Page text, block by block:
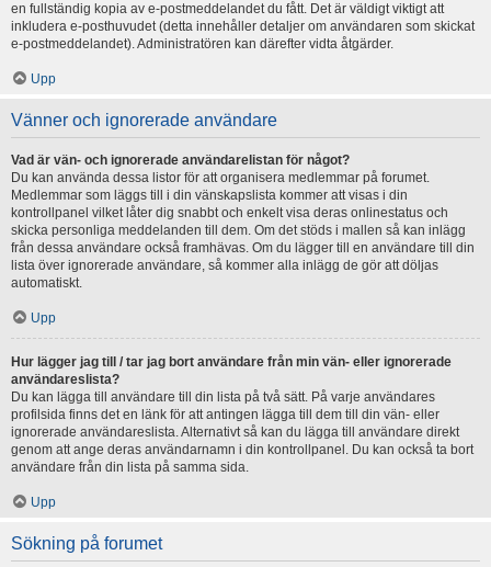
en fullständig kopia av e-postmeddelandet du fått. Det är väldigt viktigt att
inkludera e-posthuvudet (detta innehåller detaljer om användaren som skickat
e-postmeddelandet). Administratören kan därefter vidta åtgärder.
Upp
Vänner och ignorerade användare
Vad är vän- och ignorerade användarelistan för något?
Du kan använda dessa listor för att organisera medlemmar på forumet.
Medlemmar som läggs till i din vänskapslista kommer att visas i din
kontrollpanel vilket låter dig snabbt och enkelt visa deras onlinestatus och
skicka personliga meddelanden till dem. Om det stöds i mallen så kan inlägg
från dessa användare också framhävas. Om du lägger till en användare till din
lista över ignorerade användare, så kommer alla inlägg de gör att döljas
automatiskt.
Upp
Hur lägger jag till / tar jag bort användare från min vän- eller ignorerade
användareslista?
Du kan lägga till användare till din lista på två sätt. På varje användares
profilsida finns det en länk för att antingen lägga till dem till din vän- eller
ignorerade användareslista. Alternativt så kan du lägga till användare direkt
genom att ange deras användarnamn i din kontrollpanel. Du kan också ta bort
användare från din lista på samma sida.
Upp
Sökning på forumet